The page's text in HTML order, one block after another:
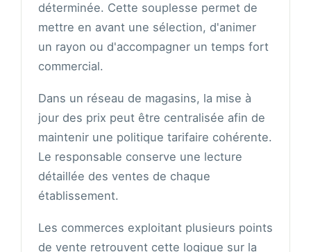
déterminée. Cette souplesse permet de
mettre en avant une sélection, d'animer
un rayon ou d'accompagner un temps fort
commercial.
Dans un réseau de magasins, la mise à
jour des prix peut être centralisée afin de
maintenir une politique tarifaire cohérente.
Le responsable conserve une lecture
détaillée des ventes de chaque
établissement.
Les commerces exploitant plusieurs points
de vente retrouvent cette logique sur la